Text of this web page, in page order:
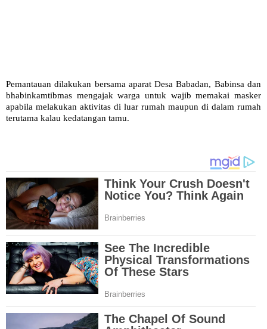
Pemantauan dilakukan bersama aparat Desa Babadan, Babinsa dan
bhabinkamtibmas mengajak warga untuk wajib memakai masker
apabila melakukan aktivitas di luar rumah maupun di dalam rumah
terutama kalau kedatangan tamu.